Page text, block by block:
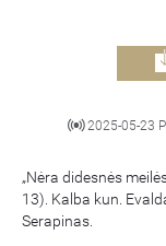
2025-05-23
„Nėra didesnės
13). Kalba kun.
Serapinas.